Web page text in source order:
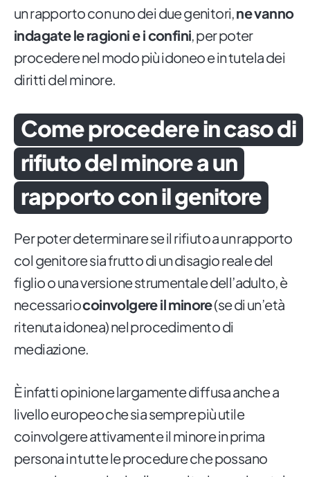
un rapporto con uno dei due genitori,ne vanno
indagate le ragioni e i confini, per poter
procedere nel modo più idoneo e in tutela dei
diritti del minore.
Come procedere in caso di
rifiuto del minore a un
rapporto con il genitore
Per poter determinare se il rifiuto a un rapporto
col genitore sia frutto di un disagio reale del
figlio o una versione strumentale dell’adulto, è
necessariocoinvolgere il minore(se di un’età
ritenuta idonea) nel procedimento di
mediazione.
È infatti opinione largamente diffusa anche a
livello europeo che sia sempre più utile
coinvolgere attivamente il minore in prima
persona in tutte le procedure che possano